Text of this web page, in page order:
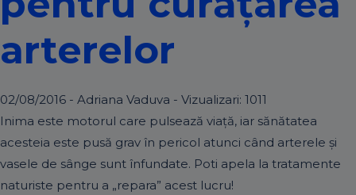
arterelor
02/08/2016 - Adriana Vaduva - Vizualizari: 1011
Inima este motorul care pulsează viață, iar sănătatea
acesteia este pusă grav în pericol atunci când arterele și
vasele de sânge sunt înfundate. Poti apela la tratamente
naturiste pentru a „repara” acest lucru!